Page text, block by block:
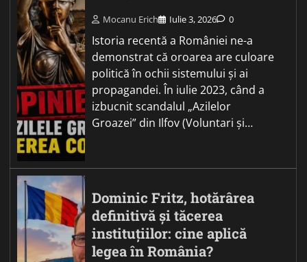
Mocanu Erich Iulie 3, 2026 0
Istoria recentă a României ne-a
demonstrat că oroarea are culoare
politică în ochii sistemului și ai
propagandei. În iulie 2023, când a
izbucnit scandalul „Azilelor
Groazei” din Ilfov (Voluntari și…
Dominic Fritz, hotărârea
definitivă și tăcerea
instituțiilor: cine aplică
legea în România?